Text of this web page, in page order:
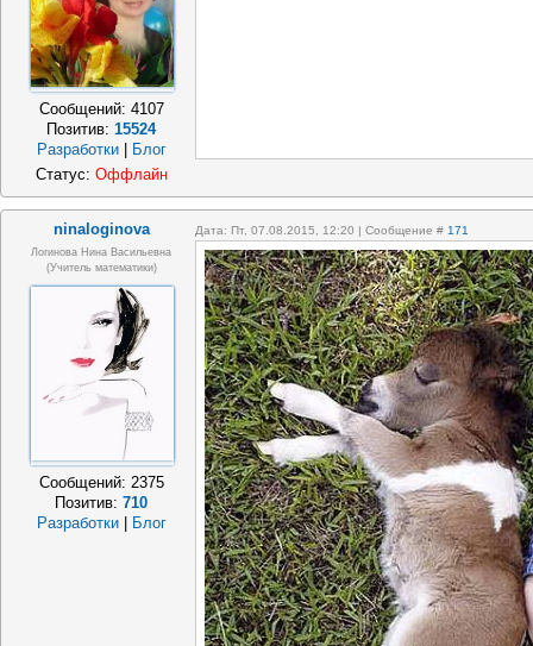
Сообщений: 4107
Позитив:15524
Разработки
Блог
Статус: Оффлайн
ninaloginova Дата: Пт, 07.08.2015, 12:20 | Сообщение # 171
Логинова Нина Васильевна
(учитель математики)
Сообщений: 2375
Позитив:710
Разработки
Блог